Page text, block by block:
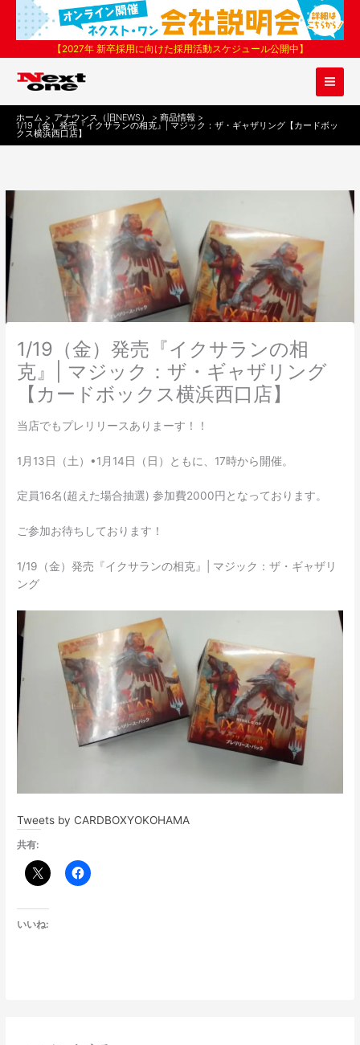
ス
【2027年 新卒採用に向けた採用活動スケジュール公開中】
ホーム アナウンス（旧NEWS） 商品情報
1/19（金）発売『イクサランの相克』| マジック：ザ・ギャザリング【カードボッ
クス横浜西口店】
1/19（金）発売『イクサランの相
克』| マジック：ザ・ギャザリング
【カードボックス横浜西口店】
当店でもプレリリースありまーす！！
1月13日（土）•1月14日（日）ともに、17時から開催。
定員16名(超えた場合抽選) 参加費2000円となっております。
ご参加お待ちしております！
1/19（金）発売『イクサランの相克』| マジック：ザ・ギャザリ
ング
Tweets by CARDBOXYOKOHAMA
共有:
いいね: